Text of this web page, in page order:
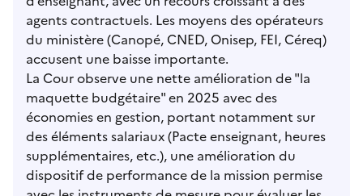
agents contractuels. Les moyens des opérateurs
du ministère (Canopé, CNED, Onisep, FEI, Céreq)
accusent une baisse importante.
La Cour observe une nette amélioration de "la
maquette budgétaire" en 2025 avec des
économies en gestion, portant notamment sur
des éléments salariaux (Pacte enseignant, heures
supplémentaires, etc.), une amélioration du
dispositif de performance de la mission permise